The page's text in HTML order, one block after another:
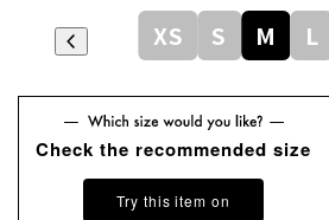
XS S M L
Check the recommended size
Try this item on